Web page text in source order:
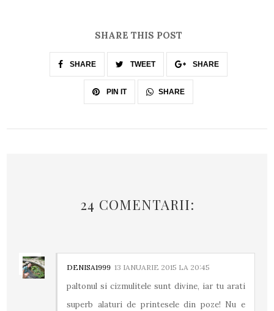
SHARE THIS POST
SHARE TWEET SHARE
PIN IT SHARE
24 COMENTARII:
DENISA1999 13 IANUARIE 2015 LA 20:45
paltonul si cizmulitele sunt divine, iar tu arati
superb alaturi de printesele din poze! Nu e